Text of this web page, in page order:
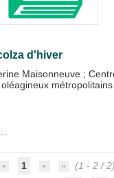
d'hiver
Maisonneuve ;
1
(1 - 2 / 2)